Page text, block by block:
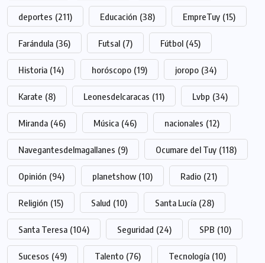
deportes (211) Educación (38) EmpreTuy (15)
Farándula (36) Futsal (7) Fútbol (45)
Historia (14) horóscopo (19) joropo (34)
Karate (8) Leonesdelcaracas (11) Lvbp (34)
Miranda (46) Música (46) nacionales (12)
Navegantesdelmagallanes (9) Ocumare del Tuy (118)
Opinión (94) planetshow (10) Radio (21)
Religión (15) Salud (10) Santa Lucía (28)
Santa Teresa (104) Seguridad (24) SPB (10)
Sucesos (49) Talento (76) Tecnología (10)